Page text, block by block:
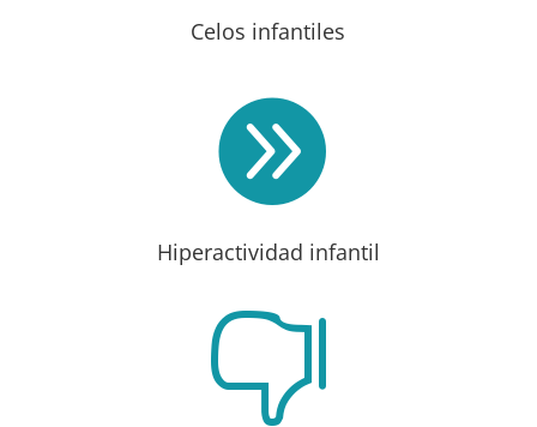
Celos infantiles

Hiperactividad infantil
